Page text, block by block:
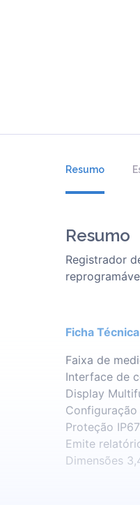
Resumo
Resumo
Registrador
Ficha Técnica
Faixa de
Interface de
Display
Proteção IP67
Emite
Dimensões